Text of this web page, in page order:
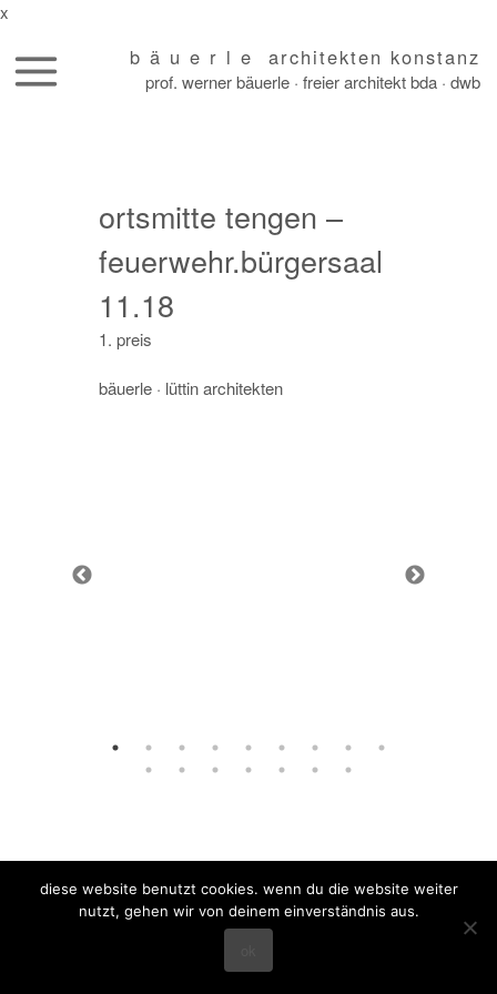
x
b ä u e r l e architekten konstanz
prof. werner bäuerle · freier architekt bda · dwb
ortsmitte tengen –
feuerwehr.bürgersaal
11.18
1. preis
bäuerle · lüttin architekten
home projekte wettbewerbe profil
diese website benutzt cookies. wenn du die website weiter
nutzt, gehen wir von deinem einverständnis aus.